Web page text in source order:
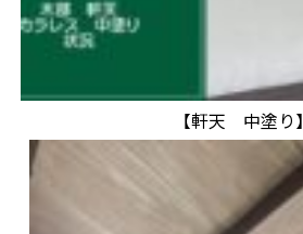
【軒天 中塗り】